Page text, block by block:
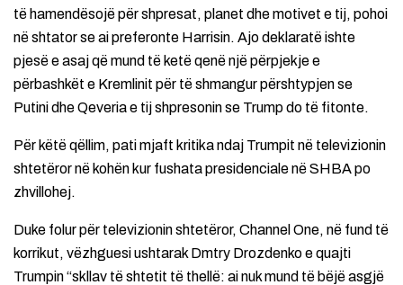
të hamendësojë për shpresat, planet dhe motivet e tij, pohoi
në shtator se ai preferonte Harrisin. Ajo deklaratë ishte
pjesë e asaj që mund të ketë qenë një përpjekje e
përbashkët e Kremlinit për të shmangur përshtypjen se
Putini dhe Qeveria e tij shpresonin se Trump do të fitonte.
Për këtë qëllim, pati mjaft kritika ndaj Trumpit në televizionin
shtetëror në kohën kur fushata presidenciale në SHBA po
zhvillohej.
Duke folur për televizionin shtetëror, Channel One, në fund të
korrikut, vëzhguesi ushtarak Dmtry Drozdenko e quajti
Trumpin “skllav të shtetit të thellë: ai nuk mund të bëjë asgjë